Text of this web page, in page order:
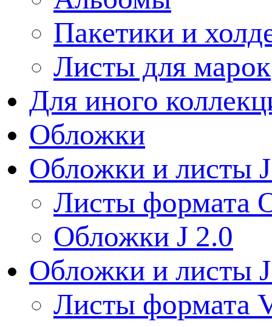
Пакетики и
Листы для марок
Для иного
Обложки
Обложки и листы
Листы формата
Обложки J 2.0
Обложки и листы
Листы формата